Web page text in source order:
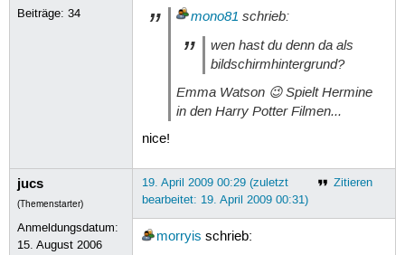
Beiträge:34 mono81 schrieb:
wen hast du denn da als
bildschirmhintergrund?
Emma Watson 😉 Spielt Hermine
in den Harry Potter Filmen...
nice!
jucs
(Themenstarter)
Anmeldungsdatum:
15. August 2006
Zitieren
19. April 2009 00:29 (zuletzt
bearbeitet: 19. April 2009 00:31)
morryis schrieb: